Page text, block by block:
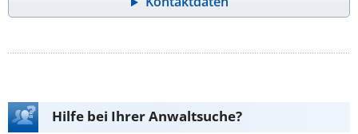
Hilfe bei Ihrer Anwaltsuche?